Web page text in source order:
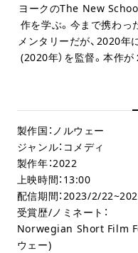
ヨークのThe New
作を学ぶ。今まで携わっ
メンタリーだが、2020年
(2020年）を監督。本作
製作国：ノルウェー
ジャンル：コメディ
製作年：2022
上映時間：13:00
配信期間：2023/2/
受賞歴/ノミネート：
Norwegian Short Film
ウェー)